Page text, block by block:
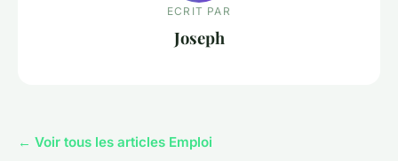
ECRIT PAR
Joseph
← Voir tous les articles Emploi